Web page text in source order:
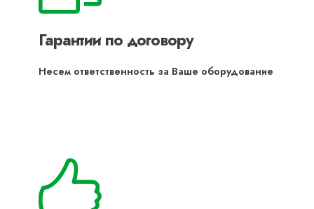
Гарантии по договору
Несем ответственность за Ваше оборудование